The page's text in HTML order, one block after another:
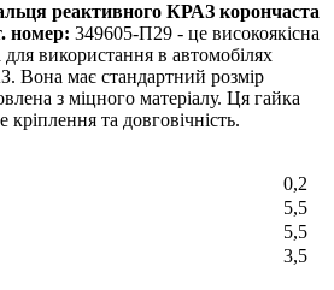
реактивного КРАЗ корончаcта
номер: 349605-П29 - це високоякісна
використання в автомобілях
Вона має стандартний розмір
з міцного матеріалу. Ця гайка
кріплення та довговічність.
0,2
5,5
5,5
3,5